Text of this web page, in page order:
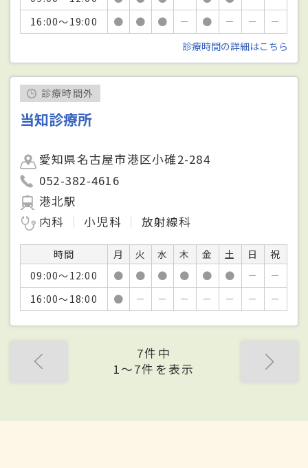
16:00～19:00
● ● ● － ● － －
－
診療時間の詳細はこちら
診療時間外
当知診療所
愛知県名古屋市港区小碓2-284
052-382-4616
港北駅
内科
小児科 放射線科
時間 月 火 水 木 金 土 日
祝
09:00～12:00
● ● ● ● ● ● －
－
16:00～18:00
● － － － － － － －
7件中
1〜7件を表示